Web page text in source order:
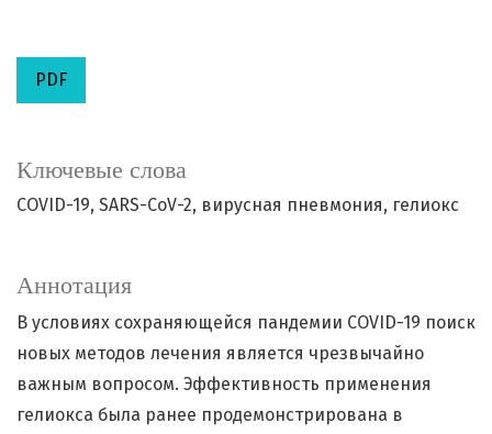
PDF
Ключевые слова
COVID-19 SARS-CoV-2 вирусная пневмония гелиокс
Аннотация
В условиях сохраняющейся пандемии COVID-19 поиск
новых методов лечения является чрезвычайно
важным вопросом. Эффективность применения
гелиокса была ранее продемонстрирована в